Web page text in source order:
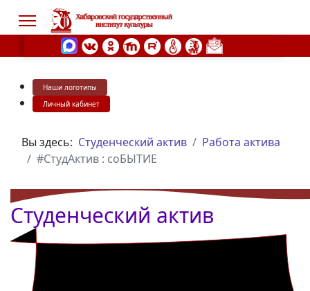
Наши логотипы
Личный кабинет
Вы здесь: Студенческий актив
Работа актива
#СтудАктив : соБЫТИЕ
Студенческий актив